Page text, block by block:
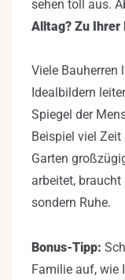
sehen toll aus.
Alltag? Zu Ihrer
Viele Bauherren
Idealbildern
Spiegel der
Beispiel viel
Garten
arbeitet,
sondern Ruhe.
Bonus-Tipp:
Familie auf, wie